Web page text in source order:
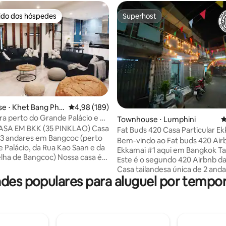
de 5, 303 avaliações
preferidos dos hóspedes
dos hóspedes
⋅ Khet Bang Phla 4,98 de uma avaliação média de 5, 189
4,98 (189)
perto do Grande Palácio e da
EM BKK (35 PINKLAO) Casa
andares em Bangcoc (perto
Palácio, da Rua Kao Saan e da
Bangcoc) Nossa casa é
(6-8 pessoas),
área de Pinklao!!! Fácil
Superhost
Superhost
Townhouse ⋅ Lumphini
Fat Buds 420 Casa Particular
Bem-vindo ao Fat buds 420
Ekkamai #1 aqui em Bangkok
Este é o segundo 420 Airbnb
Casa tailandesa única de 2
você pode desfrutar do verde
com sala de estar no andar de
populares para aluguel por